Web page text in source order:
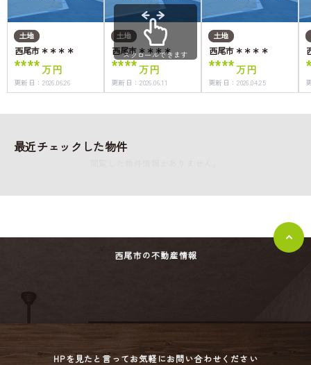
土地
西尾市＊＊＊＊
****万円
更新日：2026.06.26
土地
西尾市＊＊＊＊
****万円
更新日：2026.06.11
土地
西尾市＊＊＊＊
****万円
更新日：2026.04.25
スクロールできます
最近チェックした物件
西尾市の不動産情報
HPを見たと言ってお気軽にお問い合わせください